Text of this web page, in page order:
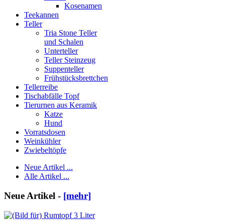
Kosenamen
Teekannen
Teller
Tria Stone Teller
und Schalen
Unterteller
Teller Steinzeug
Suppenteller
Frühstücksbrettchen
Tellerreibe
Tischabfälle Topf
Tierurnen aus Keramik
Katze
Hund
Vorratsdosen
Weinkühler
Zwiebeltöpfe
Neue Artikel ...
Alle Artikel ...
Neue Artikel - [mehr]